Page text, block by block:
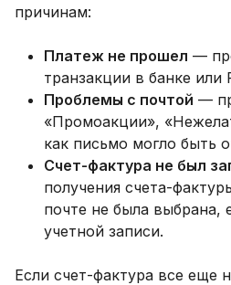
причинам:
Платеж не прошел —
транзакции в банке или
Проблемы с почтой —
«Промоакции»,
как письмо могло быть
Счет-фактура не был
получения счета-
почте не была выбрана,
учетной записи.
Если счет-фактура все еще